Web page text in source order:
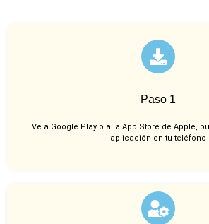
Paso 1
Ve a Google Play o a la App Store de Apple,
aplicación en tu teléfono